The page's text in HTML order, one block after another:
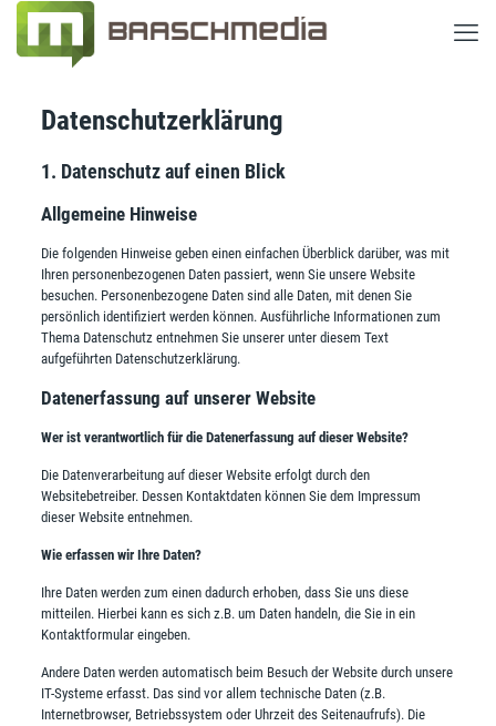
Datenschutzerklärung
1. Datenschutz auf einen Blick
Allgemeine Hinweise
Die folgenden Hinweise geben einen einfachen Überblick darüber, was mit
Ihren personenbezogenen Daten passiert, wenn Sie unsere Website
besuchen. Personenbezogene Daten sind alle Daten, mit denen Sie
persönlich identifiziert werden können. Ausführliche Informationen zum
Thema Datenschutz entnehmen Sie unserer unter diesem Text
aufgeführten Datenschutzerklärung.
Datenerfassung auf unserer Website
Wer ist verantwortlich für die Datenerfassung auf dieser Website?
Die Datenverarbeitung auf dieser Website erfolgt durch den
Websitebetreiber. Dessen Kontaktdaten können Sie dem Impressum
dieser Website entnehmen.
Wie erfassen wir Ihre Daten?
Ihre Daten werden zum einen dadurch erhoben, dass Sie uns diese
mitteilen. Hierbei kann es sich z.B. um Daten handeln, die Sie in ein
Kontaktformular eingeben.
Andere Daten werden automatisch beim Besuch der Website durch unsere
IT-Systeme erfasst. Das sind vor allem technische Daten (z.B.
Internetbrowser, Betriebssystem oder Uhrzeit des Seitenaufrufs). Die